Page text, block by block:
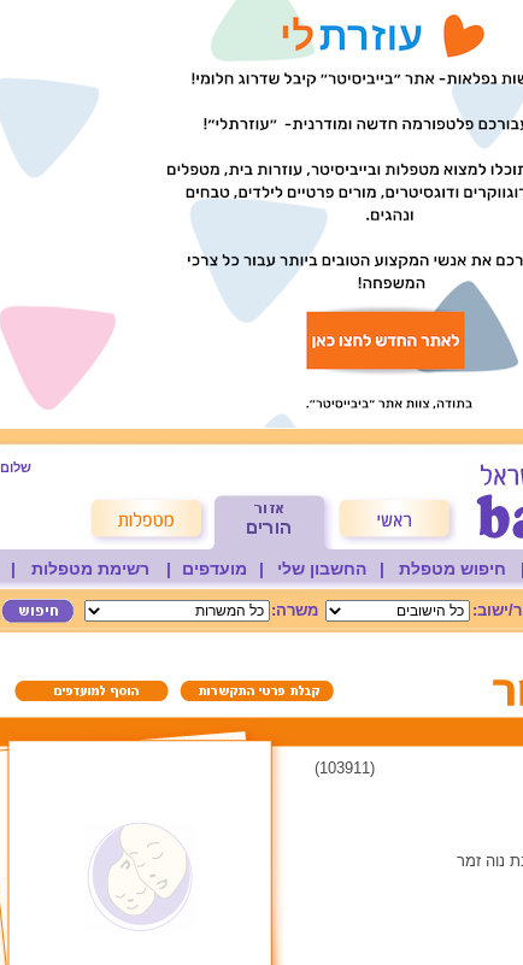
שלום
| חיפוש מטפלת | החשבון שלי | מועדפים | רשימת מטפלות |
ישוב: משרה:
(103911)
נוה זמר